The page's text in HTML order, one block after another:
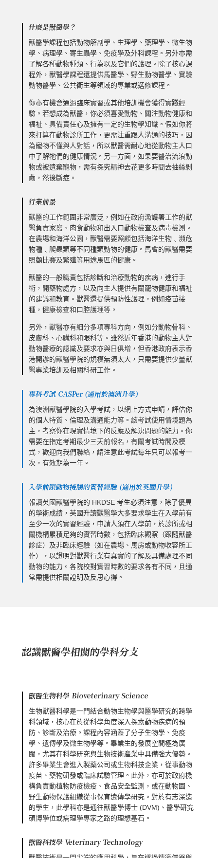
什麼是獸醫學？
獸醫學課程包括動物解剖學、生理學、藥理學、微生物
學、病理學、寄生蟲學、免疫學及外科課程。另外亦需
了解各種動物種類、行為以及它們的護理。除了核心課
程外，獸醫學課程還提供馬醫學、野生動物醫學、實驗
動物醫學、公共衛生等領域的專業或選修課程。
你亦有機會通過臨床實習或其他培訓機會獲得實踐經
驗。若想成為獸醫，你必須喜愛動物、關注動物健康和
福祉、具備責任心及擁有一定的生物學知識。假如你將
來打算在動物診所工作，更需注重跟人溝通的技巧，因
為寵物不懂與人對話，所以獸醫需耐心地從動物主人口
中了解牠們的健康情況。另一方面，如果要醫治流浪動
物或被遺棄寵物，需有探究精神去花更多時間去抽絲剝
繭，然後斷症。
行業前景
獸醫的工作範圍非常廣泛，例如在政府漁護署工作的獸
醫負責家禽、肉食動物和出入口動物檢查及病毒檢測。
在農場和海洋公園，獸醫需要照顧包括海洋生物﹑瀕危
物種﹑爬蟲類等不同種類動物的健康。馬會的獸醫需要
照顧比賽及繁殖等用途馬匹的健康。
獸醫的一般職責包括診斷和治療動物的疾病，進行手
術，開藥物處方，以及向主人提供有關寵物健康和福祉
的建議和教育。獸醫還提供預防性護理，例如疫苗接
種，健康檢查和口腔護理等。
另外，獸醫亦有細分多項專科方向，例如分動物骨科、
皮膚科、心臟科和眼科等。雖然近年香港的動物主人對
動物醫療的認識及要求亦與日俱增，但香港政府表示香
港開辦的獸醫學院的規模無須太大，只需要提供少量獸
醫專業培訓及相關科研工作。
專科考試 CASPer (適用於澳洲升學)
為澳洲獸醫學院的入學考試，以網上方式申請，評估你
的個人特質、倫理及溝通能力等。該考試使用情境題為
主，考察你在現實情境下的反應及解決問題的能力。你
需要在指定考期最少三天前報名，有關考試時間及模
式，歡迎向我們聯絡，請注意此考試每年只可以報考一
次，有效期為一年。
入學前跟動物接觸的實習經驗 (適用於英國升學)
報讀英國獸醫學院的 HKDSE 考生必須注意，除了優異
的學術成績，英國升讀獸醫學大多要求學生在入學前有
至少一次的實習經驗，申請人須在入學前，於診所或相
關機構累積足夠的實習時數，包括臨床觀察（跟隨獸醫
診症）及非臨床經驗（如在農場、馬房或動物收容所工
作），以證明對獸醫行業有真實的了解及具備處理不同
動物的能力。各院校對實習時數的要求各有不同，且通
常需提供相關證明及反思心得。
認識獸醫學相關的學科分支
獸醫生物科學 Bioveterinary Science
生物獸醫科學是一門結合動物生物學與醫學研究的跨學
科領域，核心在於從科學角度深入探索動物疾病的預
防、診斷及治療。課程內容涵蓋了分子生物學、免疫
學、遺傳學及微生物學等。畢業生的發展空間極為廣
闊，尤其在科學研究與生物技術產業中具備強大優勢。
許多畢業生會進入製藥公司或生物科技企業，從事動物
疫苗、藥物研發或臨床試驗管理。此外，亦可於政府機
構負責動植物防疫檢疫、食品安全監測，或在動物園、
野生動物保護組織從事保育遺傳學研究。對於有志深造
的學生，此學科亦是通往獸醫學博士 (DVM)、醫學研究
碩博學位或病理學專家之路的理想基石。
獸醫科技學 Veterinary Technology